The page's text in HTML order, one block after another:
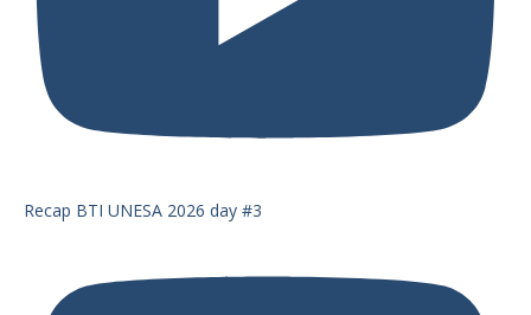
Recap BTI UNESA 2026 day #3